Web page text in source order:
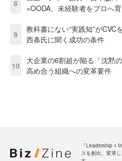
8
×OODA、未経験者をプロへ
9
教科書にない“実践知”が
西条氏に聞く成功の条件
10
大企業の6割超が陥る「沈黙
高め合う組織への変革要件
「Leadership ☓
スを創出、変革